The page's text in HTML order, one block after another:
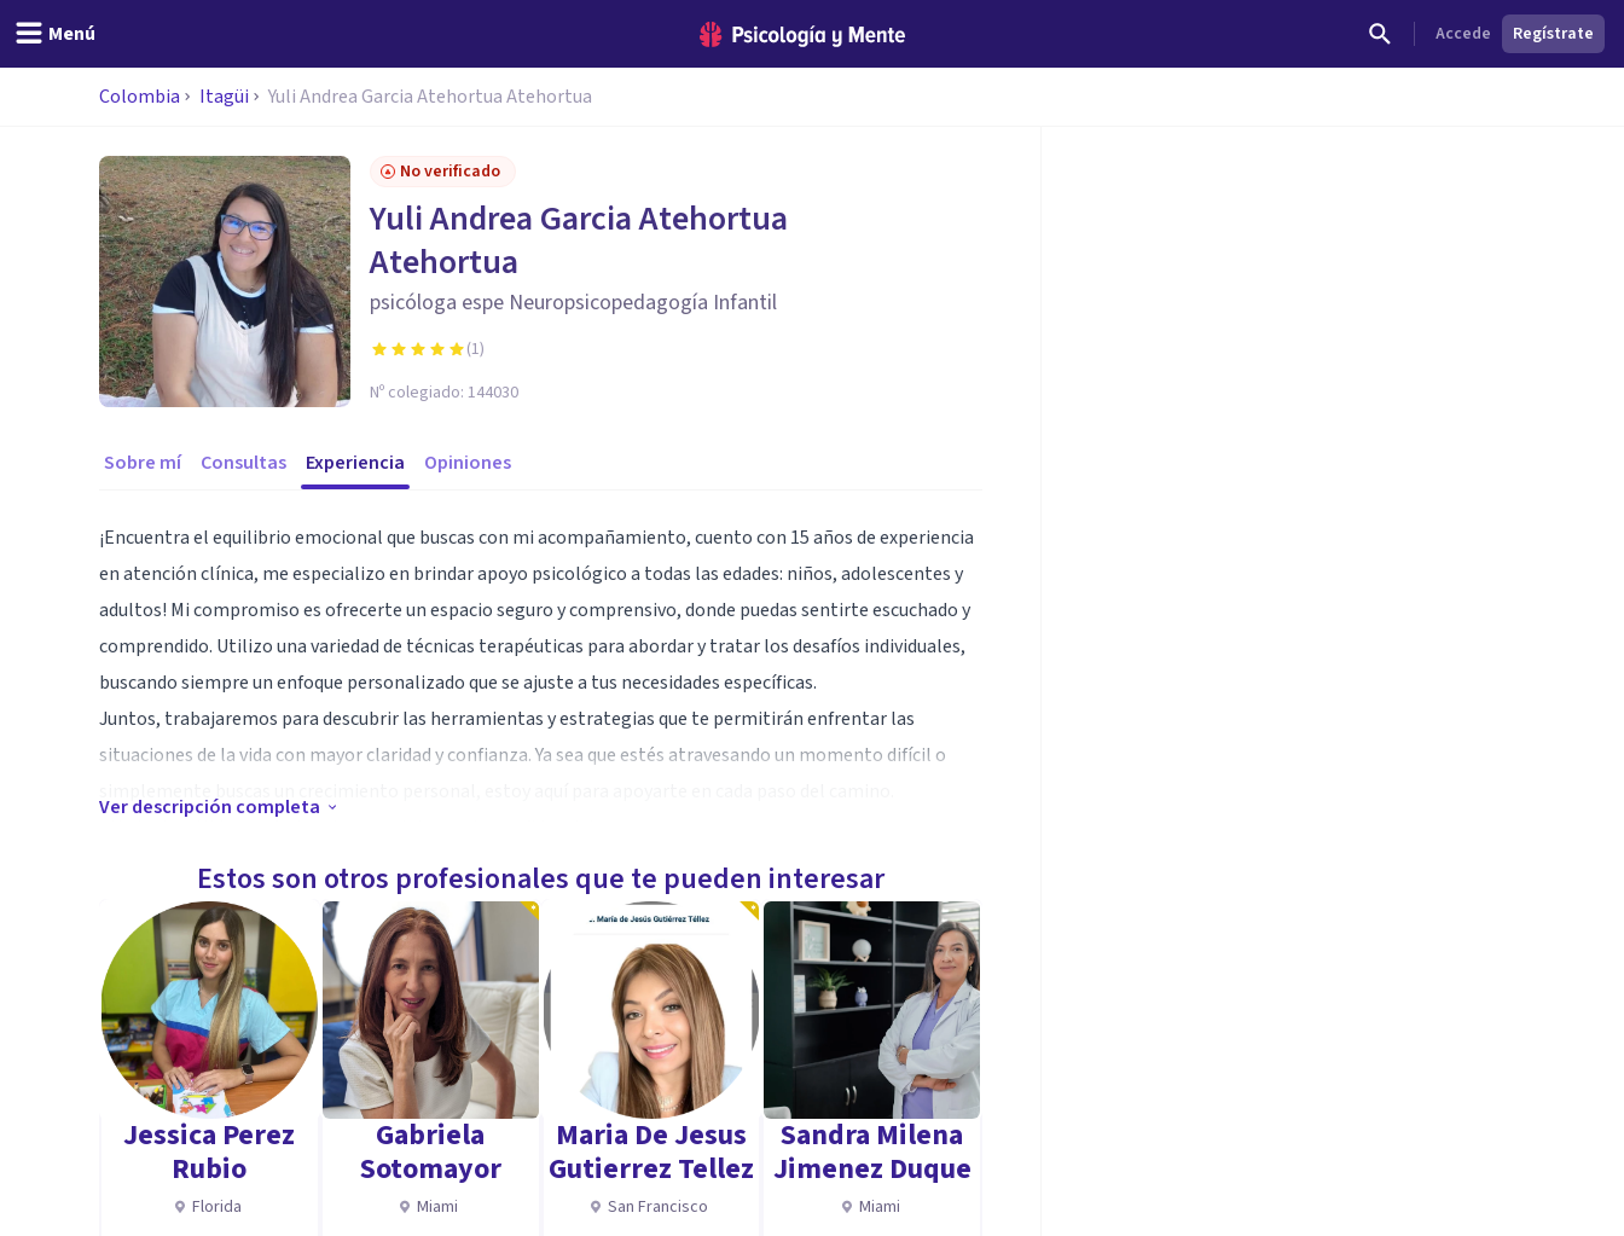
Menú Accede Regístrate
Colombia Itagüi Yuli Andrea Garcia Atehortua Atehortua
No verificado
Yuli Andrea Garcia Atehortua
Atehortua
psicóloga espe Neuropsicopedagogía Infantil
(1)
Nº colegiado: 144030
Sobre mí Consultas Experiencia Opiniones
¡Encuentra el equilibrio emocional que buscas con mi acompañamiento, cuento con 15 años de experiencia
en atención clínica, me especializo en brindar apoyo psicológico a todas las edades: niños, adolescentes y
adultos! Mi compromiso es ofrecerte un espacio seguro y comprensivo, donde puedas sentirte escuchado y
comprendido. Utilizo una variedad de técnicas terapéuticas para abordar y tratar los desafíos individuales,
buscando siempre un enfoque personalizado que se ajuste a tus necesidades específicas.
Juntos, trabajaremos para descubrir las herramientas y estrategias que te permitirán enfrentar las
situaciones de la vida con mayor claridad y confianza. Ya sea que estés atravesando un momento difícil o
- Métodos terapéuticos adaptados a ti y a tus circunstancias únicas.
- Un camino hacia el bienestar emocional y mental, diseñado especialmente para ti.
*¡Da el primer paso hacia el cambio! comienza tu viaje hacia una vida más plena y satisfactoria. Con amor y
guía profesional, descubre cómo vivir en armonía con tus emociones.
Especialidad
Mi Amplia experiencia en atención clínica a niños y adolescentes víctimas de abuso sexual, maltrato y todo
tipo de afecciones mentales como ansiedad, suicidio, depresión, conocimiento de la ley 1098 de infancia y
adolescencia, manejo de historias clínicas según la normatividad (ley 1995), participación como testigo
experto en procesos legales por presunto abuso sexual, elaboración de informes (según normatividad del
ICBF). Durante estos años de experiencia h atendido a niños con TDAH con y sin hiperactividad, con
Ver descripción completa
Estos son otros profesionales que te pueden interesar
Jessica Perez
Rubio
Florida
Gabriela
Sotomayor
Miami
Maria De Jesus
Gutierrez Tellez
San Francisco
Sandra Milena
Jimenez Duque
Miami